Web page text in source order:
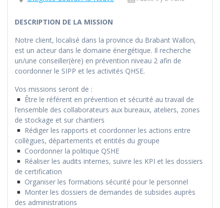
DESCRIPTION DE LA MISSION
Notre client, localisé dans la province du Brabant Wallon,
est un acteur dans le domaine énergétique. Il recherche
un/une conseiller(ère) en prévention niveau 2 afin de
coordonner le SIPP et les activités QHSE.
Vos missions seront de :
Être le référent en prévention et sécurité au travail de
l’ensemble des collaborateurs aux bureaux, ateliers, zones
de stockage et sur chantiers
Rédiger les rapports et coordonner les actions entre
collègues, départements et entités du groupe
Coordonner la politique QSHE
Réaliser les audits internes, suivre les KPI et les dossiers
de certification
Organiser les formations sécurité pour le personnel
Monter les dossiers de demandes de subsides auprès
des administrations